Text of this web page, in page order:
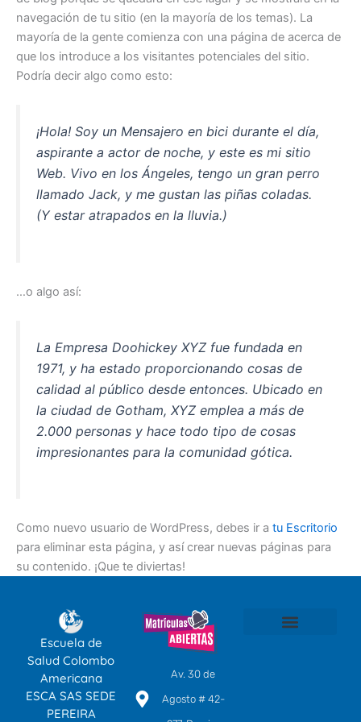
navegación de tu sitio (en la mayoría de los temas). La
mayoría de la gente comienza con una página de acerca de
que los introduce a los visitantes potenciales del sitio.
Podría decir algo como esto:
¡Hola! Soy un Mensajero en bici durante el día,
aspirante a actor de noche, y este es mi sitio
Web. Vivo en los Ángeles, tengo un gran perro
llamado Jack, y me gustan las piñas coladas.
(Y estar atrapados en la lluvia.)
…o algo así:
La Empresa Doohickey XYZ fue fundada en
1971, y ha estado proporcionando cosas de
calidad al público desde entonces. Ubicado en
la ciudad de Gotham, XYZ emplea a más de
2.000 personas y hace todo tipo de cosas
impresionantes para la comunidad gótica.
Como nuevo usuario de WordPress, debes ir a tu Escritorio
para eliminar esta página, y así crear nuevas páginas para
su contenido. ¡Que te diviertas!
Escuela de
Salud Colombo
Americana
ESCA SAS SEDE
PEREIRA
Av. 30 de
Agosto # 42-